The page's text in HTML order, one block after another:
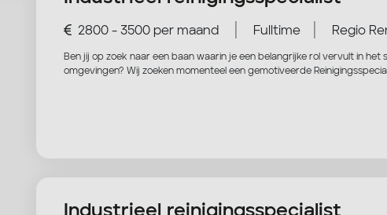
2800 - 3500 per maand Fulltime Regio
Ben jij op zoek naar een baan waarin je een belangrijke rol vervult in het
omgevingen? Wij zoeken momenteel een gemotiveerde